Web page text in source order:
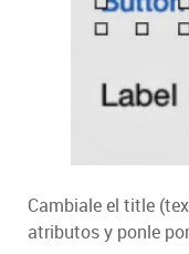
Cambiale el title
atributos y ponle